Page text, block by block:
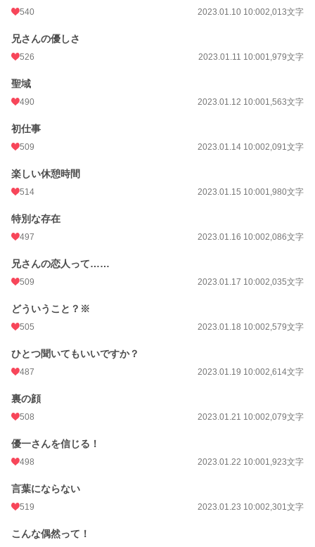
540 2023.01.10 10:002,013文字
兄さんの優しさ
526 2023.01.11 10:001,979文字
聖域
490 2023.01.12 10:001,563文字
初仕事
509 2023.01.14 10:002,091文字
楽しい休憩時間
514 2023.01.15 10:001,980文字
特別な存在
497 2023.01.16 10:002,086文字
兄さんの恋人って……
509 2023.01.17 10:002,035文字
どういうこと？※
505 2023.01.18 10:002,579文字
ひとつ聞いてもいいですか？
487 2023.01.19 10:002,614文字
裏の顔
508 2023.01.21 10:002,079文字
優一さんを信じる！
498 2023.01.22 10:001,923文字
言葉にならない
519 2023.01.23 10:002,301文字
こんな偶然って！